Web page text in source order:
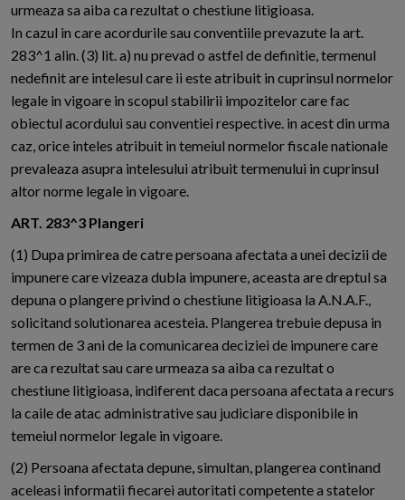
urmeaza sa aiba ca rezultat o chestiune litigioasa.
In cazul in care acordurile sau conventiile prevazute la art.
283^1 alin. (3) lit. a) nu prevad o astfel de definitie, termenul
nedefinit are intelesul care ii este atribuit in cuprinsul normelor
legale in vigoare in scopul stabilirii impozitelor care fac
obiectul acordului sau conventiei respective. in acest din urma
caz, orice inteles atribuit in temeiul normelor fiscale nationale
prevaleaza asupra intelesului atribuit termenului in cuprinsul
altor norme legale in vigoare.
ART. 283^3 Plangeri
(1) Dupa primirea de catre persoana afectata a unei decizii de
impunere care vizeaza dubla impunere, aceasta are dreptul sa
depuna o plangere privind o chestiune litigioasa la A.N.A.F.,
solicitand solutionarea acesteia. Plangerea trebuie depusa in
termen de 3 ani de la comunicarea deciziei de impunere care
are ca rezultat sau care urmeaza sa aiba ca rezultat o
chestiune litigioasa, indiferent daca persoana afectata a recurs
la caile de atac administrative sau judiciare disponibile in
temeiul normelor legale in vigoare.
(2) Persoana afectata depune, simultan, plangerea continand
aceleasi informatii fiecarei autoritati competente a statelor